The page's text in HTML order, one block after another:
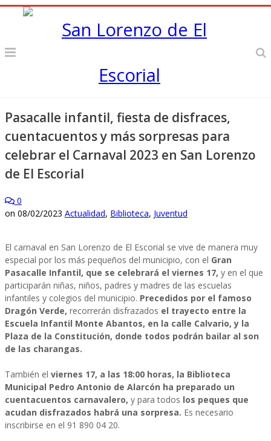
Pasacalle infantil, fiesta de disfraces,
cuentacuentos y más sorpresas para
celebrar el Carnaval 2023 en San Lorenzo
de El Escorial
0
on 08/02/2023 Actualidad, Biblioteca, Juventud
El carnaval en San Lorenzo de El Escorial se vive de manera muy
especial por los más pequeños del municipio, con el Gran
Pasacalle Infantil, que se celebrará el viernes 17, y en el que
participarán niñas, niños, padres y madres de las escuelas
infantiles y colegios del municipio. Precedidos por el famoso
Dragón Verde, recorrerán disfrazados el trayecto entre la
Escuela Infantil Monte Abantos, en la calle Calvario, y la
Plaza de la Constitución, donde todos podrán bailar al son
de las charangas.
También el viernes 17, a las 18:00 horas, la Biblioteca
Municipal Pedro Antonio de Alarcón ha preparado un
cuentacuentos carnavalero, y para todos los peques que
acudan disfrazados habrá una sorpresa. Es necesario
inscribirse en el 91 890 04 20.